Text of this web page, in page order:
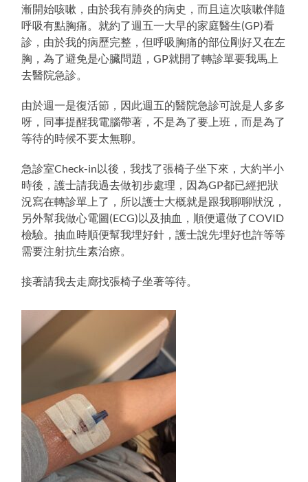
漸開始咳嗽，由於我有肺炎的病史，而且這次咳嗽伴隨
呼吸有點胸痛。就約了週五一大早的家庭醫生(GP)看
診，由於我的病歷完整，但呼吸胸痛的部位剛好又在左
胸，為了避免是心臟問題，GP就開了轉診單要我馬上
去醫院急診。
由於週一是復活節，因此週五的醫院急診可說是人多多
呀，同事提醒我電腦帶著，不是為了要上班，而是為了
等待的時候不要太無聊。
急診室Check-in以後，我找了張椅子坐下來，大約半小
時後，護士請我過去做初步處理，因為GP都已經把狀
況寫在轉診單上了，所以護士大概就是跟我聊聊狀況，
另外幫我做心電圖(ECG)以及抽血，順便還做了COVID
檢驗。抽血時順便幫我埋好針，護士說先埋好也許等等
需要注射抗生素治療。
接著請我去走廊找張椅子坐著等待。